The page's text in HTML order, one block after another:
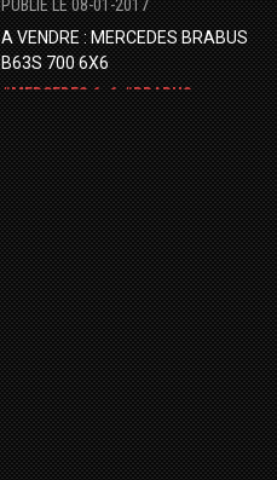
PUBLIÉ LE 08-01-2017
A VENDRE : MERCEDES BRABUS
B63S 700 6X6
MERCEDES 6×6
BRABUS
FOR SALE
LUXURY CAR
PUBLIÉ LE 02-01-2018
UNE BUGATTI CHIRON AUX
ENCHÈRES ​!
BUGATTI AUTOMOBILES
CHIRON
MECUM AUCTIONS
HYPERCAR
PUBLIÉ LE 21-03-2025
BUGATTI TOURBILLON À VENDRE –
SLOTS DISPONIBLES